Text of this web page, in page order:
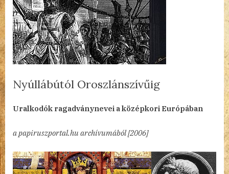
Nyúllábútól Oroszlánszívűig
on
Nyúllábútól
bejegyzéshez
Uralkodók ragadványnevei a középkori Európában
a papiruszportal.hu archívumából [2006]